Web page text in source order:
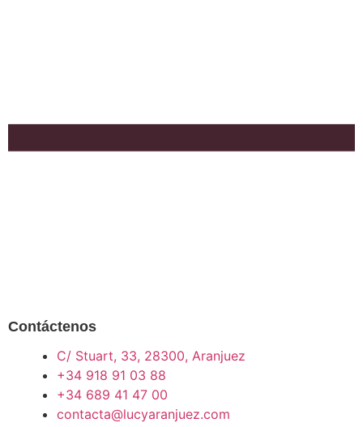
Contáctenos
C/ Stuart, 33, 28300, Aranjuez
+34 918 91 03 88
+34 689 41 47 00
contacta@lucyaranjuez.com